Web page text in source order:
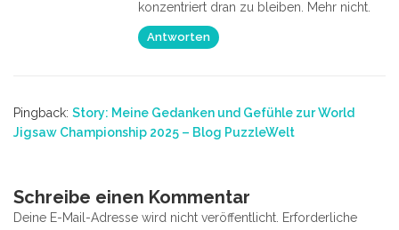
konzentriert dran zu bleiben. Mehr nicht.
Antworten
Pingback: Story: Meine Gedanken und Gefühle zur World
Jigsaw Championship 2025 – Blog PuzzleWelt
Schreibe einen Kommentar
Deine E-Mail-Adresse wird nicht veröffentlicht. Erforderliche